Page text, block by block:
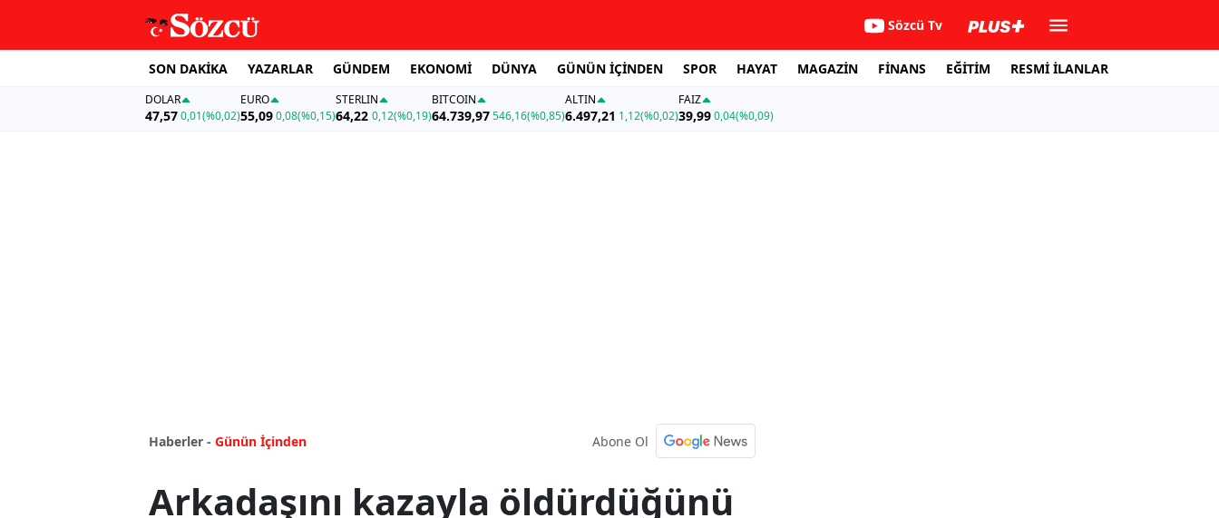
Sözcü Tv
SON DAKİKA YAZARLAR GÜNDEM EKONOMİ DÜNYA GÜNÜN İÇİNDEN SPOR HAYAT MAGAZİN FİNANS EĞİTİM RESMİ İLANLAR
DOLAR
47,570,01(%0,02)
EURO
55,09 0,08(%0,15)
STERLIN
64,22 0,12(%0,19)
BITCOIN
64.739,97546,16(%0,85)
ALTIN
6.497,21 1,12(%0,02)
FAİZ
39,990,04(%0,09)
Haberler - Günün İçinden Abone Ol
Arkadaşını kazayla öldürdüğünü